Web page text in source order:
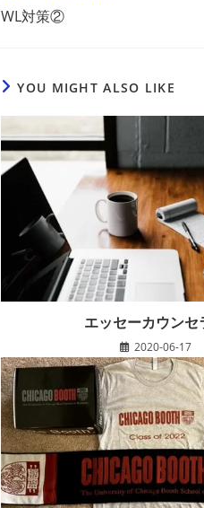
more
articles
WL対策②
YOU MIGHT ALSO LIKE
エッセーカウンセ
2020-06-17